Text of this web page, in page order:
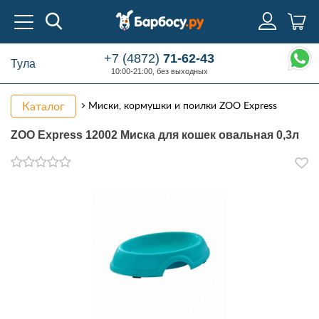
Тула +7 (4872)71-62-43
10:00-21:00, без выходных
Каталог Миски, кормушки и поилки ZOO Express
ZOO Express 12002 Миска для кошек овальная 0,3л